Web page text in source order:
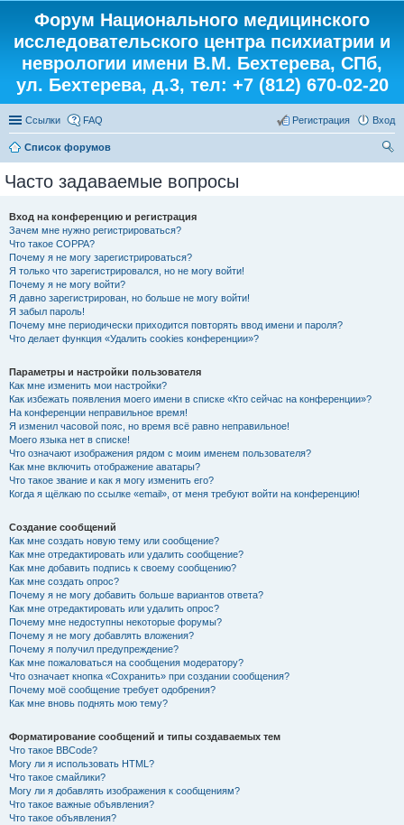
Форум Национального медицинского
исследовательского центра психиатрии и
неврологии имени В.М. Бехтерева, СПб,
ул. Бехтерева, д.3, тел: +7 (812) 670-02-20
Ссылки FAQ Вход
Регистрация
Список форумов
Часто задаваемые вопросы
Вход на конференцию и регистрация
Зачем мне нужно регистрироваться?
Что такое COPPA?
Почему я не могу зарегистрироваться?
Я только что зарегистрировался, но не могу войти!
Почему я не могу войти?
Я давно зарегистрирован, но больше не могу войти!
Я забыл пароль!
Почему мне периодически приходится повторять ввод имени и пароля?
Что делает функция «Удалить cookies конференции»?
Параметры и настройки пользователя
Как мне изменить мои настройки?
Как избежать появления моего имени в списке «Кто сейчас на конференции»?
На конференции неправильное время!
Я изменил часовой пояс, но время всё равно неправильное!
Моего языка нет в списке!
Что означают изображения рядом с моим именем пользователя?
Как мне включить отображение аватары?
Что такое звание и как я могу изменить его?
Когда я щёлкаю по ссылке «email», от меня требуют войти на конференцию!
Создание сообщений
Как мне создать новую тему или сообщение?
Как мне отредактировать или удалить сообщение?
Как мне добавить подпись к своему сообщению?
Как мне создать опрос?
Почему я не могу добавить больше вариантов ответа?
Как мне отредактировать или удалить опрос?
Почему мне недоступны некоторые форумы?
Почему я не могу добавлять вложения?
Почему я получил предупреждение?
Как мне пожаловаться на сообщения модератору?
Что означает кнопка «Сохранить» при создании сообщения?
Почему моё сообщение требует одобрения?
Как мне вновь поднять мою тему?
Форматирование сообщений и типы создаваемых тем
Что такое BBCode?
Могу ли я использовать HTML?
Что такое смайлики?
Могу ли я добавлять изображения к сообщениям?
Что такое важные объявления?
Что такое объявления?